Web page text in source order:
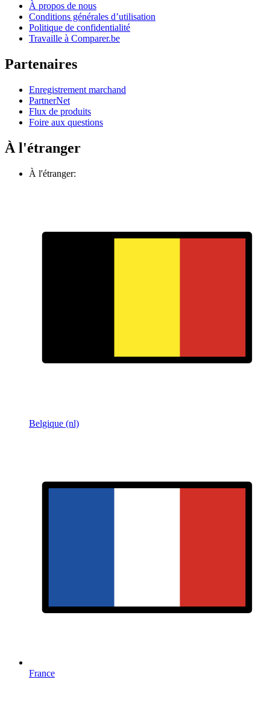
À propos de nous
Conditions générales d’utilisation
Politique de confidentialité
Travaille à Comparer.be
Partenaires
Enregistrement marchand
PartnerNet
Flux de produits
Foire aux questions
À l'étranger
À l'étranger:
Belgique (nl)
France